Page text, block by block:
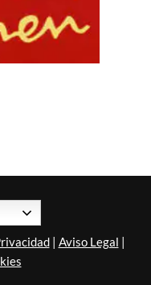
| Aviso Legal |